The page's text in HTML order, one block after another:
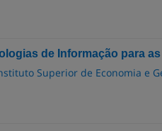
de Informação para
Superior de Economia e